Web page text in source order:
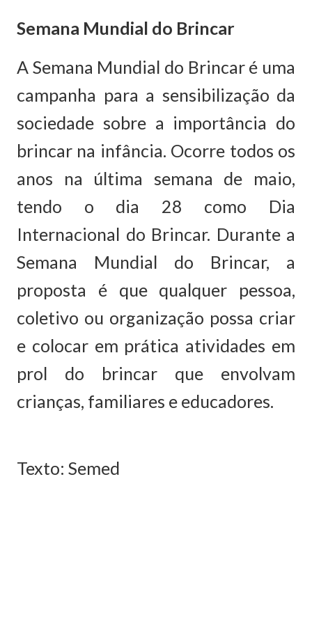
Semana Mundial do Brincar
A Semana Mundial do Brincar é uma
campanha para a sensibilização da
sociedade sobre a importância do
brincar na infância. Ocorre todos os
anos na última semana de maio,
tendo o dia 28 como Dia
Internacional do Brincar. Durante a
Semana Mundial do Brincar, a
proposta é que qualquer pessoa,
coletivo ou organização possa criar
e colocar em prática atividades em
prol do brincar que envolvam
crianças, familiares e educadores.
Texto: Semed